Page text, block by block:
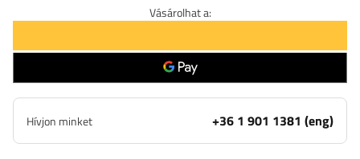
Vásárolhat a:
Hívjon minket +36 1 901 1381 (eng)